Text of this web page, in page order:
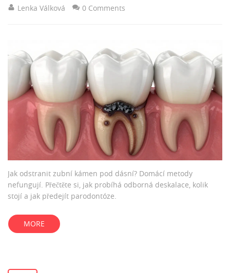
Lenka Válková 0 Comments
Jak odstranit zubní kámen pod dásní? Domácí metody
nefungují. Přečtěte si, jak probíhá odborná deskalace, kolik
stojí a jak předejít parodontóze.
MORE